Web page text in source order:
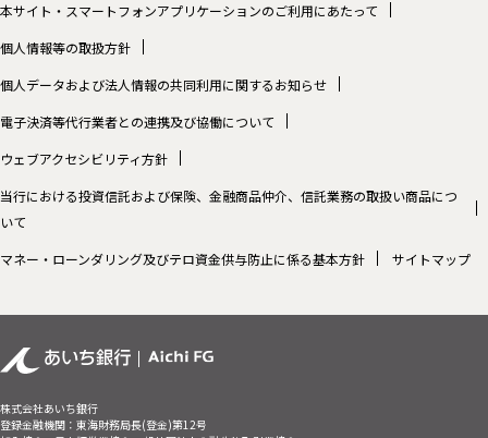
本サイト・スマートフォンアプリケーションのご利用にあたって
個人情報等の取扱方針
個人データおよび法人情報の共同利用に関するお知らせ
電子決済等代行業者との連携及び協働について
ウェブアクセシビリティ方針
当行における投資信託および保険、金融商品仲介、信託業務の取扱い商品につ
いて
マネー・ローンダリング及びテロ資金供与防止に係る基本方針
サイトマップ
株式会社あいち銀行
登録金融機関：東海財務局長(登金)第12号